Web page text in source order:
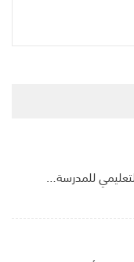
التعليمي للمدرسة…